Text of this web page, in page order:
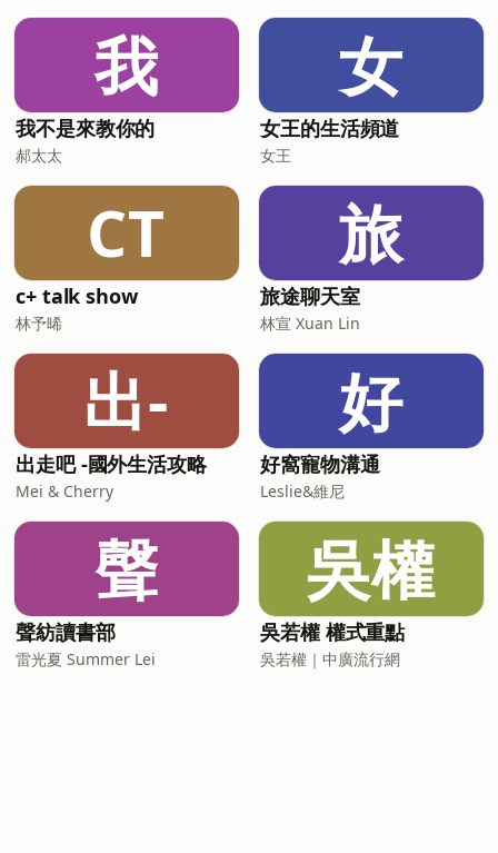
我
我不是來教你的
郝太太
女
女王的生活頻道
女王
CT
c+ talk show
林予晞
旅
旅途聊天室
林宣 Xuan Lin
出-
出走吧 -國外生活攻略
Mei & Cherry
好
好窩寵物溝通
Leslie&維尼
聲
聲紡讀書部
雷光夏 Summer Lei
吳權
吳若權 權式重點
吳若權｜中廣流行網